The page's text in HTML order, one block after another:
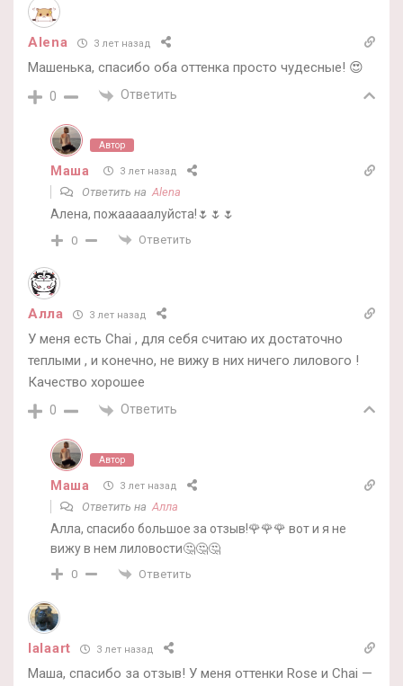
Alena 3 лет назад
Машенька, спасибо оба оттенка просто чудесные! 😍
0 Ответить
Автор
Маша 3 лет назад
Ответить на Alena
Алена, пожааааалуйста!🌷🌷🌷
0 Ответить
Алла 3 лет назад
У меня есть Chai , для себя считаю их достаточно
теплыми , и конечно, не вижу в них ничего лилового !
Качество хорошее
0 Ответить
Автор
Маша 3 лет назад
Ответить на Алла
Алла, спасибо большое за отзыв!🌹🌹🌹 вот и я не
вижу в нем лиловости🤔🤔🤔
0 Ответить
lalaart 3 лет назад
Маша, спасибо за отзыв! У меня оттенки Rose и Chai —